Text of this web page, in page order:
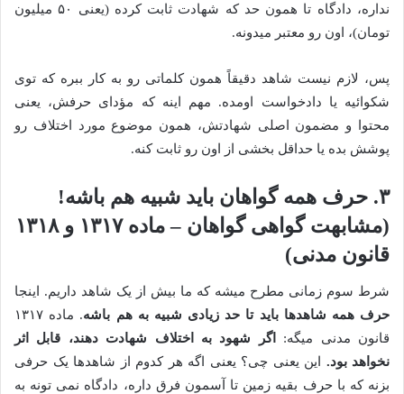
نداره، دادگاه تا همون حد که شهادت ثابت کرده (یعنی ۵۰ میلیون
تومان)، اون رو معتبر میدونه.
پس، لازم نیست شاهد دقیقاً همون کلماتی رو به کار ببره که توی
شکوائیه یا دادخواست اومده. مهم اینه که مؤدای حرفش، یعنی
محتوا و مضمون اصلی شهادتش، همون موضوع مورد اختلاف رو
پوشش بده یا حداقل بخشی از اون رو ثابت کنه.
۳. حرف همه گواهان باید شبیه هم باشه!
(مشابهت گواهی گواهان – ماده ۱۳۱۷ و ۱۳۱۸
قانون مدنی)
شرط سوم زمانی مطرح میشه که ما بیش از یک شاهد داریم. اینجا
حرف همه شاهدها باید تا حد زیادی شبیه به هم باشه
. ماده ۱۳۱۷
قانون مدنی میگه:
اگر شهود به اختلاف شهادت دهند، قابل اثر
نخواهد بود. این یعنی چی؟ یعنی اگه هر کدوم از شاهدها یک حرفی
بزنه که با حرف بقیه زمین تا آسمون فرق داره، دادگاه نمی تونه به